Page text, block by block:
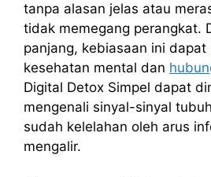
tanpa alasan jelas atau
tidak memegang perangkat.
panjang, kebiasaan ini
kesehatan mental dan
Digital Detox Simpel dapat
mengenali sinyal-sinyal
sudah kelelahan oleh arus
mengalir.